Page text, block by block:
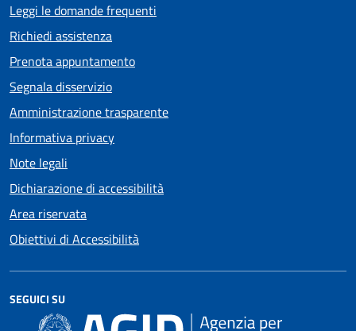
Leggi le domande frequenti
Richiedi assistenza
Prenota appuntamento
Segnala disservizio
Amministrazione trasparente
Informativa privacy
Note legali
Dichiarazione di accessibilità
Area riservata
Obiettivi di Accessibilità
SEGUICI SU